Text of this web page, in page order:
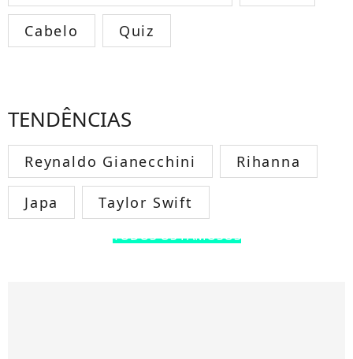
Cabelo Quiz
TENDÊNCIAS
Reynaldo Gianecchini Rihanna
Japa Taylor Swift
TODOS OS FAMOSOS